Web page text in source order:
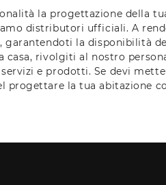
la progettazione della
distributori ufficiali. A
garantendoti la disponibilità
casa, rivolgiti al nostro
e prodotti. Se devi
progettare la tua abitazione